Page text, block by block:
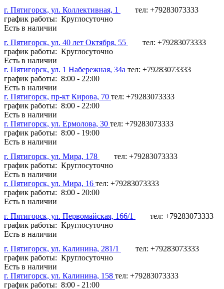
г. Пятигорск, ул. Коллективная, 1
тел: +79283073333
график работы: Круглосуточно
Есть в наличии
г. Пятигорск, ул. 40 лет Октября, 55
тел: +79283073333
график работы: Круглосуточно
Есть в наличии
г. Пятигорск, ул. 1 Набережная, 34а тел: +79283073333
график работы: 8:00 - 22:00
Есть в наличии
г. Пятигорск, пр-кт Кирова, 70 тел: +79283073333
график работы: 8:00 - 22:00
Есть в наличии
г. Пятигорск, ул. Ермолова, 30 тел: +79283073333
график работы: 8:00 - 19:00
Есть в наличии
г. Пятигорск, ул. Мира, 178
тел: +79283073333
график работы: Круглосуточно
Есть в наличии
г. Пятигорск, ул. Мира, 16 тел: +79283073333
график работы: 8:00 - 20:00
Есть в наличии
г. Пятигорск, ул. Первомайская, 166/1
тел: +79283073333
график работы: Круглосуточно
Есть в наличии
г. Пятигорск, ул. Калинина, 281/1
тел: +79283073333
график работы: Круглосуточно
Есть в наличии
г. Пятигорск, ул. Калинина, 158 тел: +79283073333
график работы: 8:00 - 21:00